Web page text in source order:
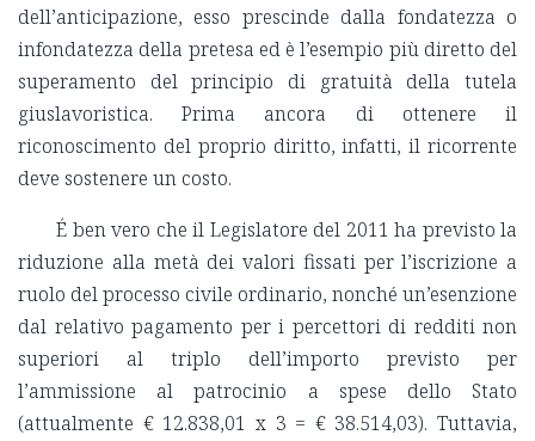
dell’anticipazione, esso prescinde dalla fondatezza o
infondatezza della pretesa ed è l’esempio più diretto del
superamento del principio di gratuità della tutela
giuslavoristica. Prima ancora di ottenere il
riconoscimento del proprio diritto, infatti, il ricorrente
deve sostenere un costo.
É ben vero che il Legislatore del 2011 ha previsto la
riduzione alla metà dei valori fissati per l’iscrizione a
ruolo del processo civile ordinario, nonché un’esenzione
dal relativo pagamento per i percettori di redditi non
superiori al triplo dell’importo previsto per
l’ammissione al patrocinio a spese dello Stato
(attualmente € 12.838,01 x 3 = € 38.514,03). Tuttavia,